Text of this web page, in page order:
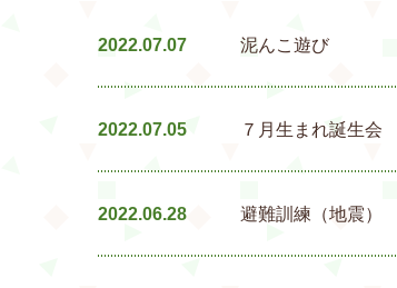
2022.07.07 泥んこ遊び
2022.07.05 ７月生まれ誕生会
2022.06.28 避難訓練（地震）